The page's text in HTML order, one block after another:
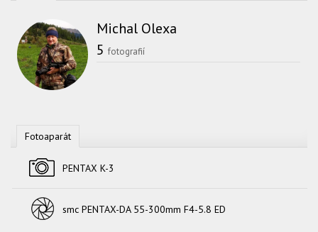
Michal Olexa
5 fotografií
Fotoaparát
PENTAX K-3
smc PENTAX-DA 55-300mm F4-5.8 ED